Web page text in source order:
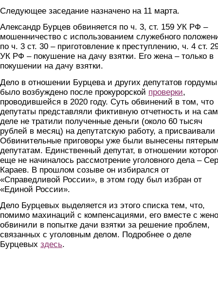
Следующее заседание назначено на 11 марта.
Александр Бурцев обвиняется по ч. 3, ст. 159 УК РФ –
мошенничество с использованием служебного
по ч. 3 ст. 30 – приготовление к преступлению, ч. 4 ст.
УК РФ – покушение на дачу взятки. Его жена – только в
покушении на дачу взятки.
Дело в отношении Бурцева и других депутатов гордумы
было возбуждено после прокурорской проверки,
проводившейся в 2020 году. Суть обвинений в том, что
депутаты представляли фиктивную отчетность и на
деле не тратили полученные деньги (около 60 тысяч
рублей в месяц) на депутатскую работу, а присваивали
Обвинительные приговоры уже были вынесены
депутатам. Единственный депутат, в отношении
еще не начиналось рассмотрение уголовного дела –
Караев. В прошлом созыве он избирался от
«Справедливой России», в этом году был избран от
«Единой России».
Дело Бурцевых выделяется из этого списка тем, что,
помимо махинаций с компенсациями, его вместе с
обвинили в попытке дачи взятки за решение проблем,
связанных с уголовным делом. Подробнее о деле
Бурцевых здесь.